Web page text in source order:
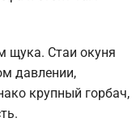
щука. Стаи окуня
давлении,
крупный горбач,